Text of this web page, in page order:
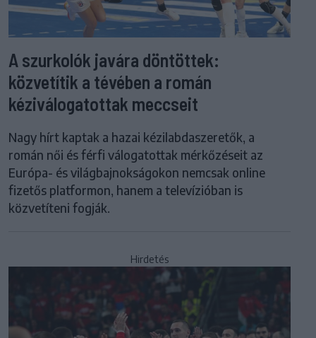
A szurkolók javára döntöttek:
közvetítik a tévében a román
kéziválogatottak meccseit
Nagy hírt kaptak a hazai kézilabdaszeretők, a
román női és férfi válogatottak mérkőzéseit az
Európa- és világbajnokságokon nemcsak online
fizetős platformon, hanem a televízióban is
közvetíteni fogják.
Hirdetés